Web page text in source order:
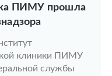
ПИМУ прошла
клиники ПИМУ
службы